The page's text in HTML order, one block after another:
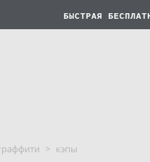
БЫСТРАЯ
> кэпы